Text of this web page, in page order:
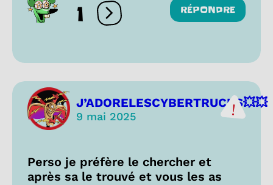
1 Ouvrir les réactions
RÉPONDRE
J’ADORELESCYBERTRUCKS💥💥
9 mai 2025
Perso je préfère le chercher et
après sa le trouvé et vous les as